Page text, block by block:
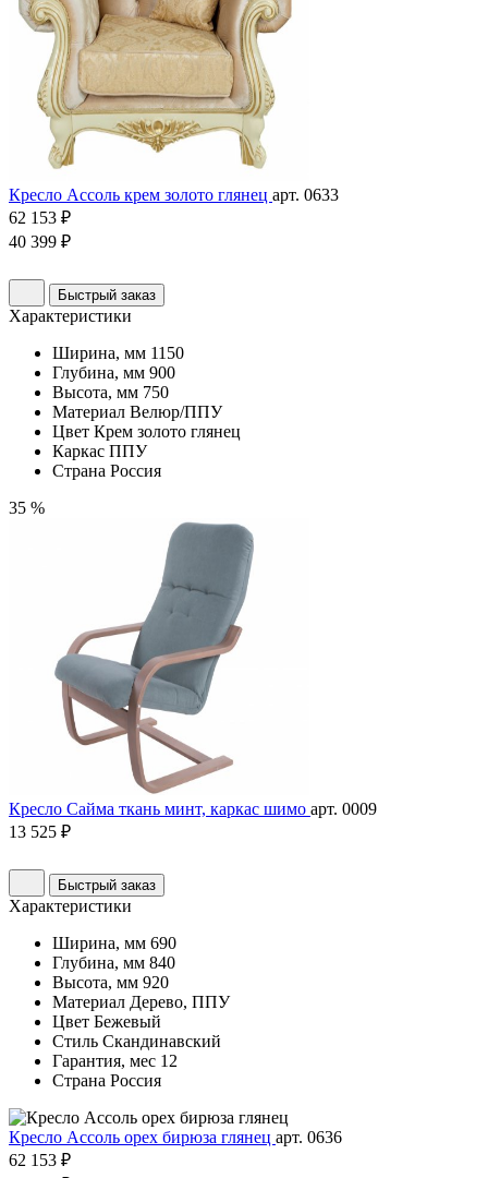
Кресло Ассоль крем золото глянец арт. 0633
62 153 ₽
40 399 ₽
Быстрый заказ
Характеристики
Ширина, мм 1150
Глубина, мм 900
Высота, мм 750
Материал Велюр/ППУ
Цвет Крем золото глянец
Каркас ППУ
Страна Россия
35 %
Кресло Сайма ткань минт, каркас шимо арт. 0009
13 525 ₽
Быстрый заказ
Характеристики
Ширина, мм 690
Глубина, мм 840
Высота, мм 920
Материал Дерево, ППУ
Цвет Бежевый
Стиль Скандинавский
Гарантия, мес 12
Страна Россия
Кресло Ассоль орех бирюза глянец арт. 0636
62 153 ₽